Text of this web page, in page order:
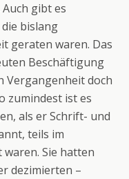
gibt es
bislang
geraten waren. Das
Beschäftigung
Vergangenheit doch
zumindest ist es
als er Schrift- und
teils im
Sie hatten
dezimierten –